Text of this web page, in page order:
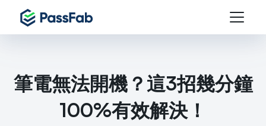
筆電無法開機？這3招幾分鐘
100%有效解決！